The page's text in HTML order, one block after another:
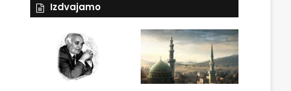
Izdvajamo